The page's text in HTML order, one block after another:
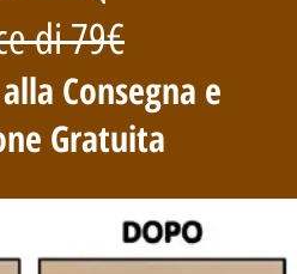
di 79€
Consegna e
Gratuita